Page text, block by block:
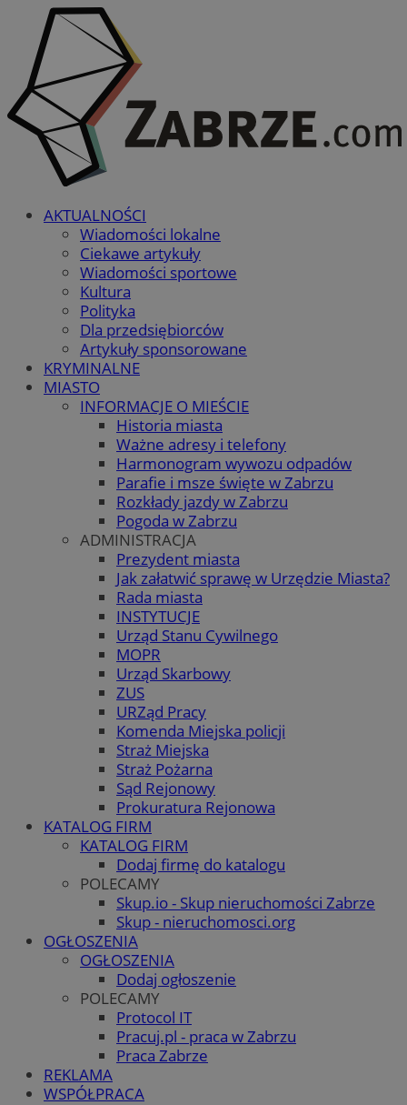
AKTUALNOŚCI
Wiadomości lokalne
Ciekawe artykuły
Wiadomości sportowe
Kultura
Polityka
Dla przedsiębiorców
Artykuły sponsorowane
KRYMINALNE
MIASTO
INFORMACJE O MIEŚCIE
Historia miasta
Ważne adresy i telefony
Harmonogram wywozu odpadów
Parafie i msze święte w Zabrzu
Rozkłady jazdy w Zabrzu
Pogoda w Zabrzu
ADMINISTRACJA
Prezydent miasta
Jak załatwić sprawę w Urzędzie Miasta?
Rada miasta
INSTYTUCJE
Urząd Stanu Cywilnego
MOPR
Urząd Skarbowy
ZUS
URZąd Pracy
Komenda Miejska policji
Straż Miejska
Straż Pożarna
Sąd Rejonowy
Prokuratura Rejonowa
KATALOG FIRM
KATALOG FIRM
Dodaj firmę do katalogu
POLECAMY
Skup.io - Skup nieruchomości Zabrze
Skup - nieruchomosci.org
OGŁOSZENIA
OGŁOSZENIA
Dodaj ogłoszenie
POLECAMY
Protocol IT
Pracuj.pl - praca w Zabrzu
Praca Zabrze
REKLAMA
WSPÓŁPRACA